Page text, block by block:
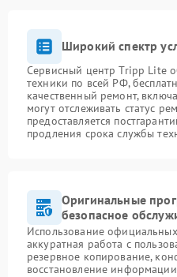
Широкий спектр
Сервисный центр Tripp Lite
техники по всей РФ,
качественный ремонт,
могут отслеживать статус
предоставляется
продления срока службы
Оригинальные
безопасное
Использование
аккуратная работа с
резервное копирование,
восстановление